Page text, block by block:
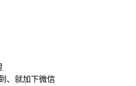
、就加下微信